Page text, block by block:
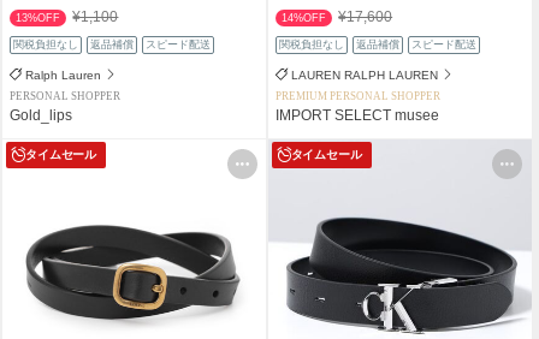
13%OFF ¥1,100
関税負担なし 返品補償 スピード配送
Ralph Lauren
PERSONAL SHOPPER
Gold_lips
14%OFF ¥17,600
関税負担なし 返品補償 スピード配送
LAUREN RALPH LAUREN
PREMIUM PERSONAL SHOPPER
IMPORT SELECT musee
タイムセール タイムセール